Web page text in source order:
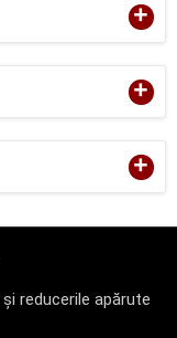
+
+
+
reducerile apărute